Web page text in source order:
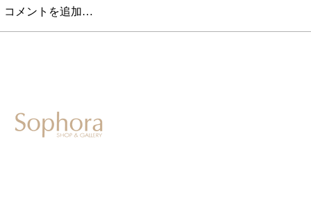
コメントを追加…